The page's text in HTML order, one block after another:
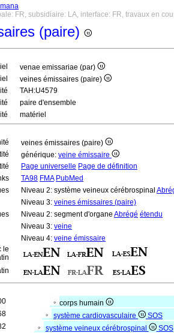
FR, subsidiaire: LA, interface: FR, travaux en
(paire)
venae emissariae (par)
veines émissaires (paire)
TAH:U4579
paire d'ensemble
matériel
veines émissaires (paire)
générique: veine émissaire
Page universelle Page de définition
TA98 FMA PubMed
Niveau 2: système veineux cérébrospinal
Niveau 3: veines émissaires (paire)
Niveau 2: segment d'organe Abrégé étendu
Niveau 3: veine
Niveau 4: veine émissaire
le
corps humain
système cardiovasculaire
SOS
système veineux cérébrospinal
SOS